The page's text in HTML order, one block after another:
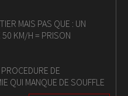
MAIS PAS QUE : UN
50 KM/H = PRISON
DE
QUI MANQUE DE SOUFFLE